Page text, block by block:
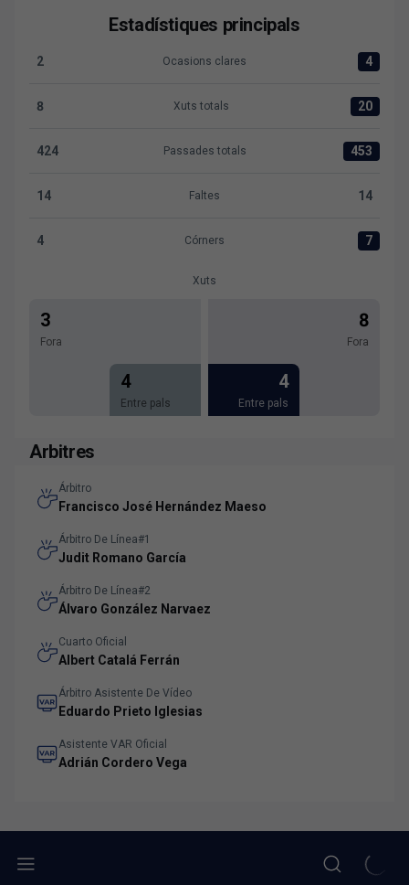
Estadístiques principals
Ocasions clares:Villarreal B 2 versus Levante UD 4
2 Ocasions clares 4
Xuts totals:Villarreal B 8 versus Levante UD 20
8 Xuts totals 20
Passades totals:Villarreal B 424 versus Levante UD 453
424 Passades totals 453
Faltes:Villarreal B 14 versus Levante UD 14
14 Faltes 14
Córners:Villarreal B 4 versus Levante UD 7
4 Córners 7
Xuts
3
Fora
4
Entre pals
8
Fora
4
Entre pals
Arbitres
Árbitro
Francisco José Hernández Maeso
Árbitro De Línea#1
Judit Romano García
Árbitro De Línea#2
Álvaro González Narvaez
Cuarto Oficial
Albert Catalá Ferrán
Árbitro Asistente De Vídeo
Eduardo Prieto Iglesias
Asistente VAR Oficial
Adrián Cordero Vega